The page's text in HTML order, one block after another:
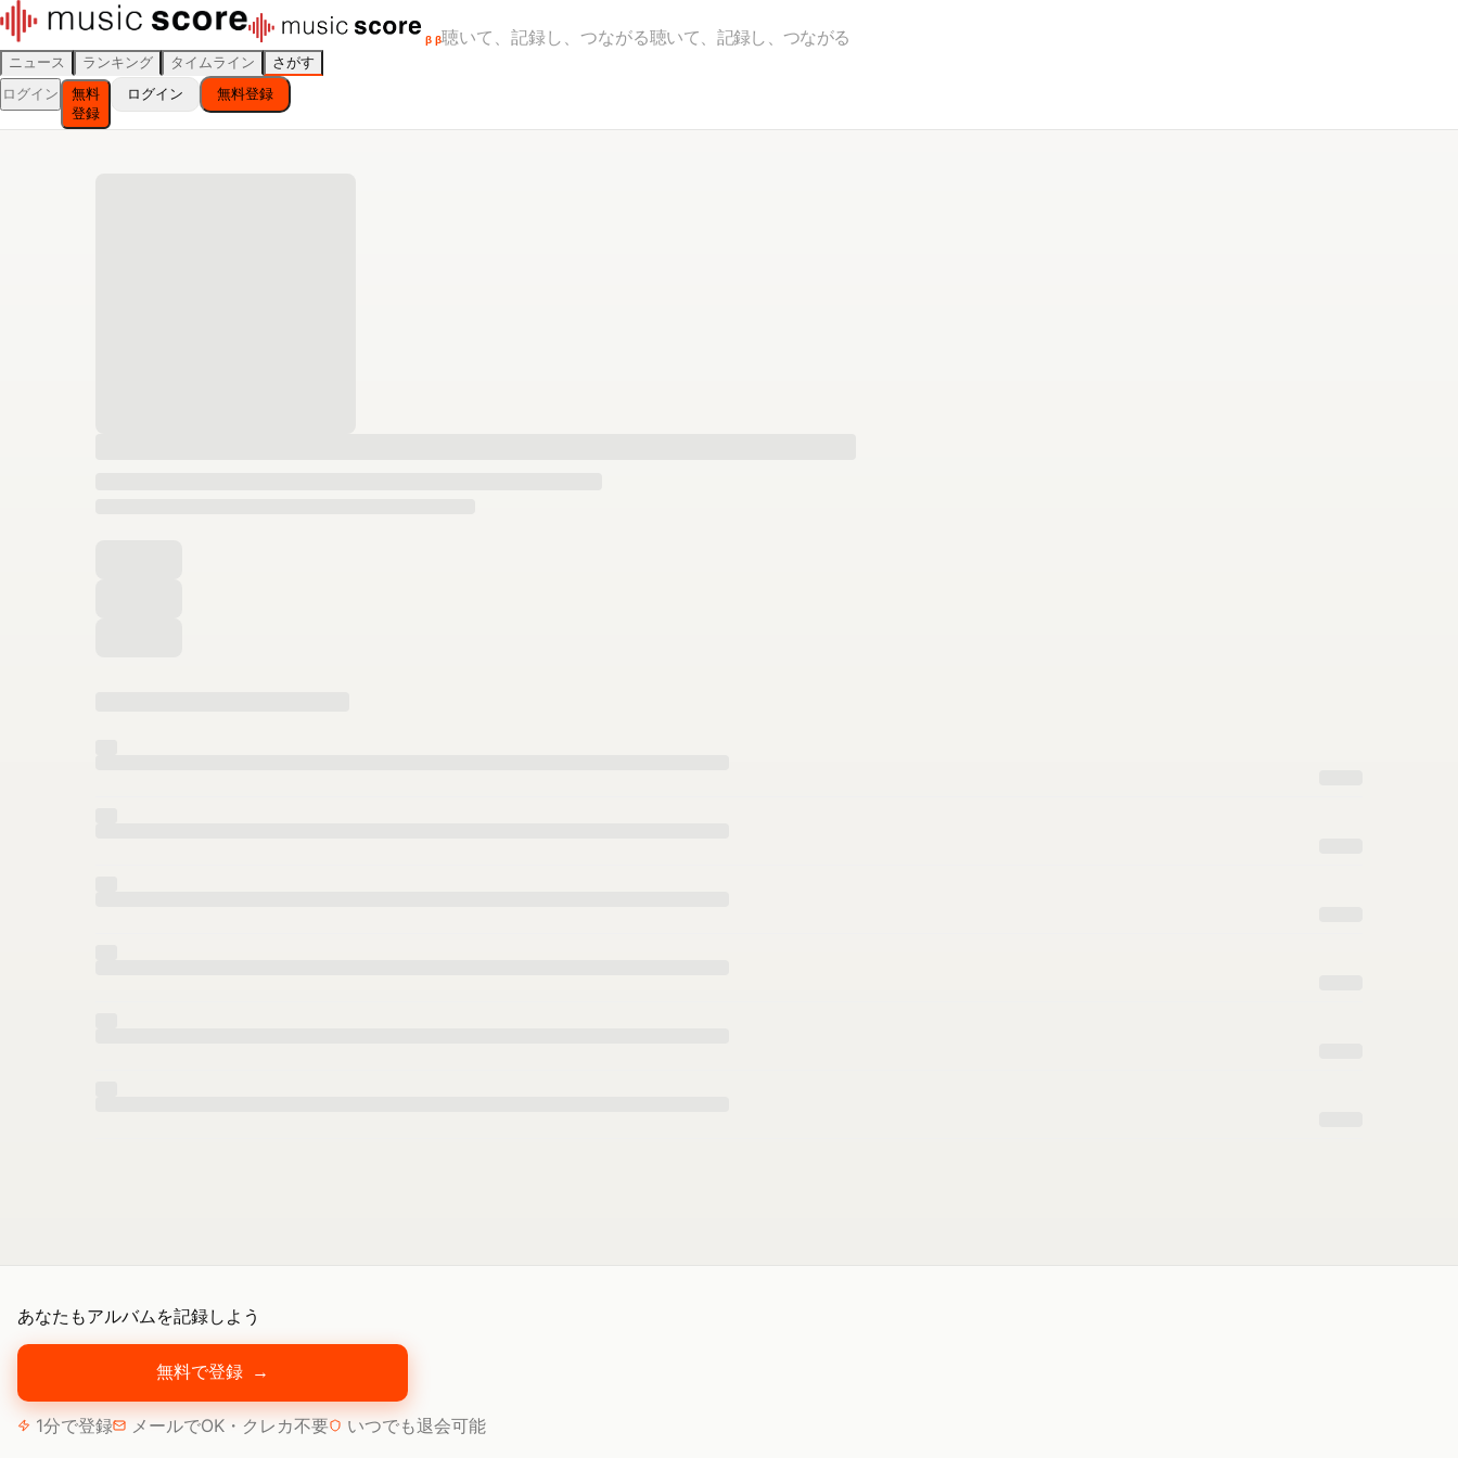
β β聴いて、記録し、つながる聴いて、記録し、つながる
ニュース ランキング タイムライン
さがす
ログイン
無料
登録
ログイン 無料登録
あなたもアルバムを記録しよう
無料で登録 →
1分で登録 メールでOK・クレカ不要 いつでも退会可能